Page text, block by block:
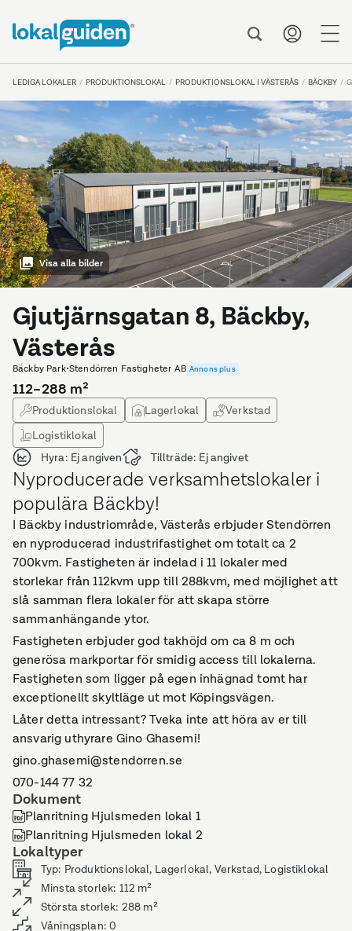
LEDIGA LOKALER PRODUKTIONSLOKAL PRODUKTIONSLOKAL I VÄSTERÅS BÄCKBY
Visa alla bilder
Gjutjärnsgatan 8, Bäckby,
Västerås
Bäckby Park•Stendörren Fastigheter AB Annons plus
112–288 m²
Produktionslokal Lagerlokal
Verkstad
Logistiklokal
Hyra: Ej angiven Tillträde: Ej angivet
Nyproducerade verksamhetslokaler i
populära Bäckby!
I Bäckby industriområde, Västerås erbjuder Stendörren
en nyproducerad industrifastighet om totalt ca 2
700kvm. Fastigheten är indelad i 11 lokaler med
storlekar från 112kvm upp till 288kvm, med möjlighet att
slå samman flera lokaler för att skapa större
sammanhängande ytor.
Fastigheten erbjuder god takhöjd om ca 8 m och
generösa markportar för smidig access till lokalerna.
Fastigheten som ligger på egen inhägnad tomt har
exceptionellt skyltläge ut mot Köpingsvägen.
Låter detta intressant? Tveka inte att höra av er till
ansvarig uthyrare Gino Ghasemi!
gino.ghasemi@stendorren.se
070-144 77 32
Dokument
Planritning Hjulsmeden lokal 1
Planritning Hjulsmeden lokal 2
Lokaltyper
Typ: Produktionslokal, Lagerlokal, Verkstad, Logistiklokal
Minsta storlek: 112 m²
Största storlek: 288 m²
Våningsplan:0